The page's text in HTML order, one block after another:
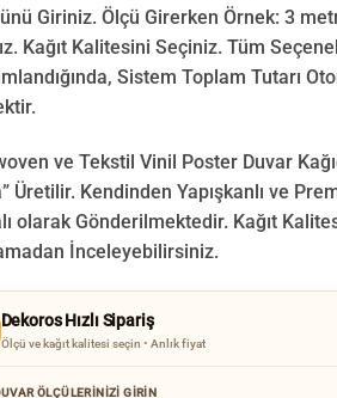
Giriniz. Ölçü Girerken Örnek: 3
Kağıt Kalitesini Seçiniz. Tüm
Sistem Toplam Tutarı
ve Tekstil Vinil Poster Duvar
Üretilir. Kendinden Yapışkanlı ve
olarak Gönderilmektedir. Kağıt
İnceleyebilirsiniz.
Dekoros Hızlı Sipariş
Ölçü ve kağıt kalitesi seçin • Anlık fiyat
ÖLÇÜLERINIZI GIRIN